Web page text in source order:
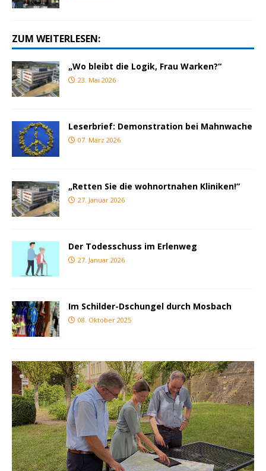
ZUM WEITERLESEN:
„Wo bleibt die Logik, Frau Warken?“
23. Mai 2026
Leserbrief: Demonstration bei Mahnwache
07. März 2026
„Retten Sie die wohnortnahen Kliniken!“
27. Januar 2026
Der Todesschuss im Erlenweg
27. Januar 2026
Im Schilder-Dschungel durch Mosbach
08. Oktober 2025